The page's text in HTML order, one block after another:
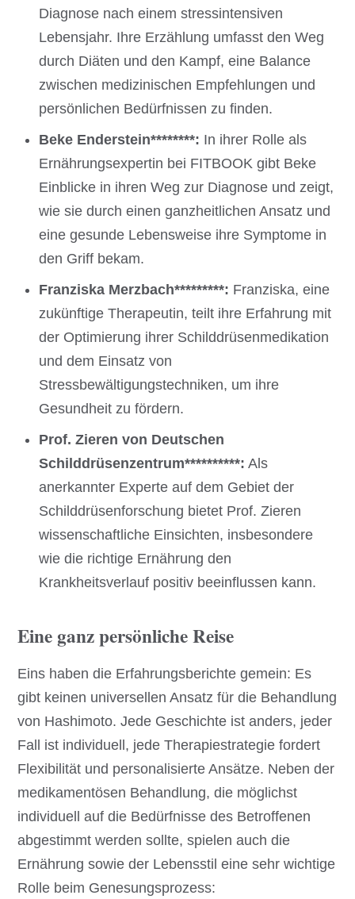
Diagnose nach einem stressintensiven
Lebensjahr. Ihre Erzählung umfasst den Weg
durch Diäten und den Kampf, eine Balance
zwischen medizinischen Empfehlungen und
persönlichen Bedürfnissen zu finden.
Beke Enderstein********: In ihrer Rolle als
Ernährungsexpertin bei FITBOOK gibt Beke
Einblicke in ihren Weg zur Diagnose und zeigt,
wie sie durch einen ganzheitlichen Ansatz und
eine gesunde Lebensweise ihre Symptome in
den Griff bekam.
Franziska Merzbach*********: Franziska, eine
zukünftige Therapeutin, teilt ihre Erfahrung mit
der Optimierung ihrer Schilddrüsenmedikation
und dem Einsatz von
Stressbewältigungstechniken, um ihre
Gesundheit zu fördern.
Prof. Zieren von Deutschen
Schilddrüsenzentrum**********: Als
anerkannter Experte auf dem Gebiet der
Schilddrüsenforschung bietet Prof. Zieren
wissenschaftliche Einsichten, insbesondere
wie die richtige Ernährung den
Krankheitsverlauf positiv beeinflussen kann.
Eine ganz persönliche Reise
Eins haben die Erfahrungsberichte gemein: Es
gibt keinen universellen Ansatz für die Behandlung
von Hashimoto. Jede Geschichte ist anders, jeder
Fall ist individuell, jede Therapiestrategie fordert
Flexibilität und personalisierte Ansätze. Neben der
medikamentösen Behandlung, die möglichst
individuell auf die Bedürfnisse des Betroffenen
abgestimmt werden sollte, spielen auch die
Ernährung sowie der Lebensstil eine sehr wichtige
Rolle beim Genesungsprozess: